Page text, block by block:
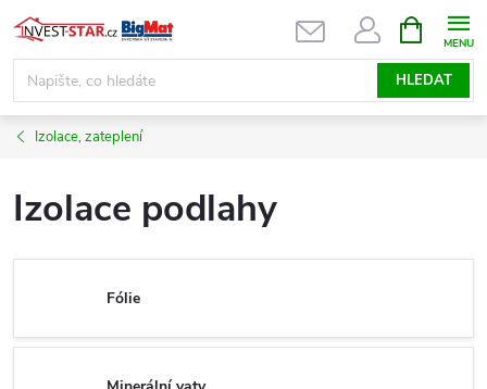
Přejít
na
obsah
HLEDAT
NÁKUPNÍ
KOŠÍK
Izolace, zateplení
Izolace podlahy
Fólie